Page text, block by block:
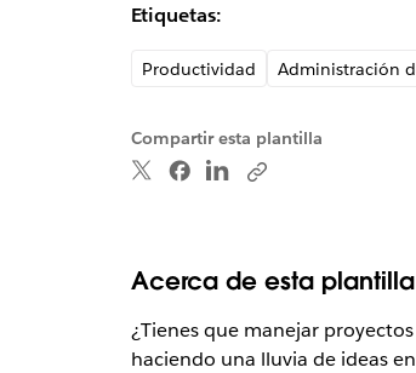
Etiquetas:
Productividad Administración
Compartir esta plantilla
Acerca de esta plantilla
¿Tienes que manejar
haciendo una lluvia de ideas